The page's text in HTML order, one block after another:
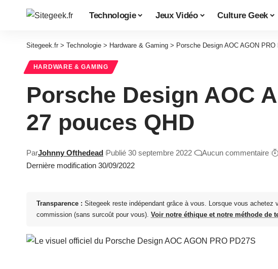
Technologie Jeux Vidéo Culture Geek
Sitegeek.fr > Technologie > Hardware & Gaming > Porsche Design AOC AGON
HARDWARE & GAMING
Porsche Design AOC
27 pouces QHD
Dernière modification 30/09/2022
ParJohnny Ofthedead Publié 30 septembre 2022 Aucun commentaire
Transparence : Sitegeek reste indépendant grâce à vous. Lorsque vous achetez
commission (sans surcoût pour vous). Voir notre éthique et notre méthode de